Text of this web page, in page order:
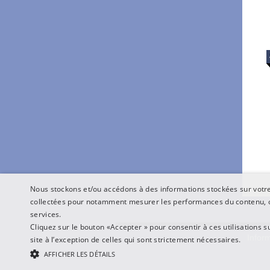
Nous stockons et/ou accédons à des informations stockées sur
collectées pour notamment mesurer les performances du
services.
Cliquez sur le bouton «Accepter » pour consentir à ces utilisations
site à l’exception de celles qui sont strictement nécessaires.
AFFICHER LES DÉTAILS